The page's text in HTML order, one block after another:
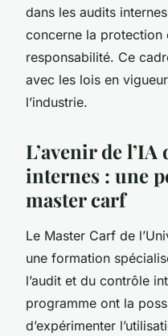
dans les audits
concerne la protection
responsabilité. Ce
avec les lois en
l’industrie.
L’avenir de
internes : une
master carf
Le Master Carf de
une formation
l’audit et du contrôle
programme ont la
d’expérimenter